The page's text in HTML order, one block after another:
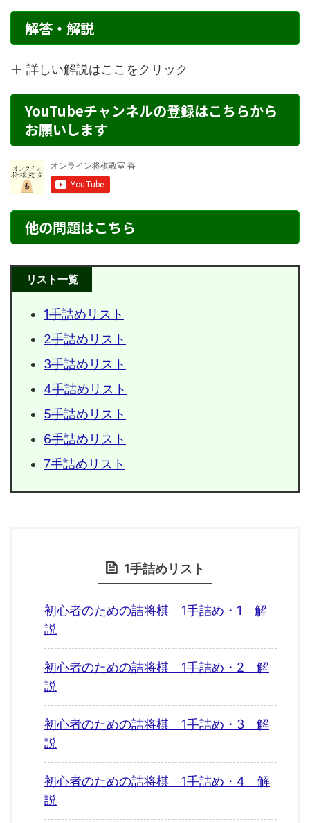
解答・解説
詳しい解説はここをクリック
YouTubeチャンネルの登録はこちらから
お願いします
他の問題はこちら
リスト一覧
1手詰めリスト
2手詰めリスト
3手詰めリスト
4手詰めリスト
5手詰めリスト
6手詰めリスト
7手詰めリスト
1手詰めリスト
初心者のための詰将棋 1手詰め・1 解
説
初心者のための詰将棋 1手詰め・2 解
説
初心者のための詰将棋 1手詰め・3 解
説
初心者のための詰将棋 1手詰め・4 解
説